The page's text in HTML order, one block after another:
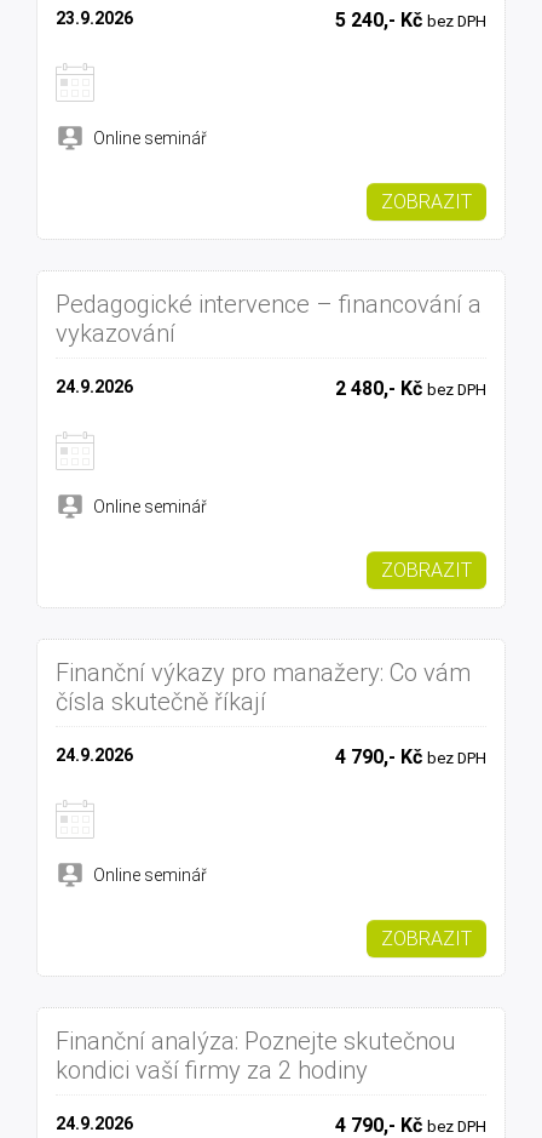
5 240,- Kč bez DPH
23.9.2026
Online seminář
ZOBRAZIT
Pedagogické intervence – financování a
vykazování
2 480,- Kč bez DPH
24.9.2026
Online seminář
ZOBRAZIT
Finanční výkazy pro manažery: Co vám
čísla skutečně říkají
4 790,- Kč bez DPH
24.9.2026
Online seminář
ZOBRAZIT
Finanční analýza: Poznejte skutečnou
kondici vaší firmy za 2 hodiny
4 790,- Kč bez DPH
24.9.2026